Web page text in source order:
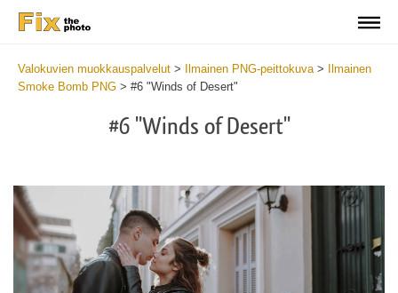
Valokuvien muokkauspalvelut > Ilmainen PNG-peittokuva>
Ilmainen
Smoke Bomb PNG > #6 "Winds of Desert"
#6 "Winds of Desert"